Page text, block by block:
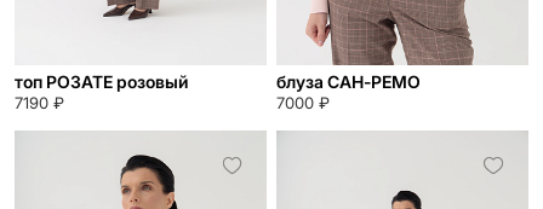
топ РОЗАТЕ розовый
7190 ₽
блуза САН-РЕМО
7000 ₽